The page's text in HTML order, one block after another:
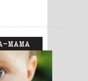
MAMA